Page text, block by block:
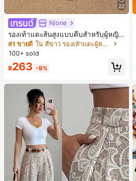
22
Nione
รองเท้าแตะส้นสูงแบบคีบสำหรับผู้หญิง
สไตล์คลาสสิก สีบล็อก สไตล์แฟรี่ฤดูร้อ
น ส้นเข็ม รองเท้าแตะแบบคีบ รองเท้าแ
ตะชายหาดแฟชั่นสายไขว้ รองเท้าผู้ห
ญิง สำหรับออฟฟิศ บ้าน กลางแจ้ง ดีไซ
น์หัวเหลี่ยม ชิคและหรูหรา สำหรับเดทไ
นท์
#1 ขายดี
ใน สีขาว รองเท้าแตะผู้หญิง
100+ sold
฿263 -9%